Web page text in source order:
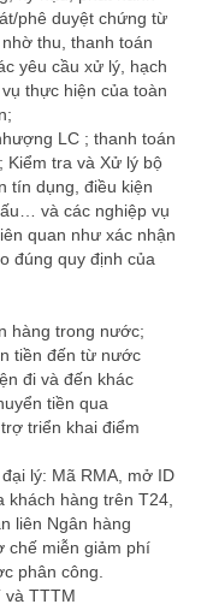
phê duyệt chứng từ
thu, thanh toán
yêu cầu xử lý, hạch
thực hiện của toàn
LC ; thanh toán
Kiểm tra và Xử lý bộ
tín dụng, điều kiện
và các nghiệp vụ
quan như xác nhận
đúng quy định của
hàng trong nước;
tiền đến từ nước
đi và đến khác
tiền qua
triển khai điểm
lý: Mã RMA, mở ID
khách hàng trên T24,
liên Ngân hàng
chế miễn giảm phí
phân công.
và TTTM